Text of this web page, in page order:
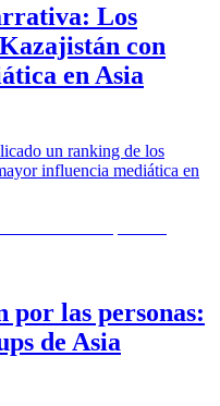
Los
con
en Asia
un ranking de los
influencia mediática en
por las personas:
de Asia